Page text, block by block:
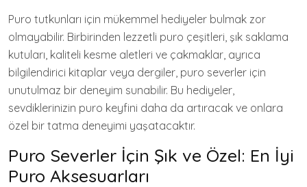
Puro tutkunları için mükemmel hediyeler bulmak zor
olmayabilir. Birbirinden lezzetli puro çeşitleri, şık saklama
kutuları, kaliteli kesme aletleri ve çakmaklar, ayrıca
bilgilendirici kitaplar veya dergiler, puro severler için
unutulmaz bir deneyim sunabilir. Bu hediyeler,
sevdiklerinizin puro keyfini daha da artıracak ve onlara
özel bir tatma deneyimi yaşatacaktır.
Puro Severler İçin Şık ve Özel: En İyi
Puro Aksesuarları